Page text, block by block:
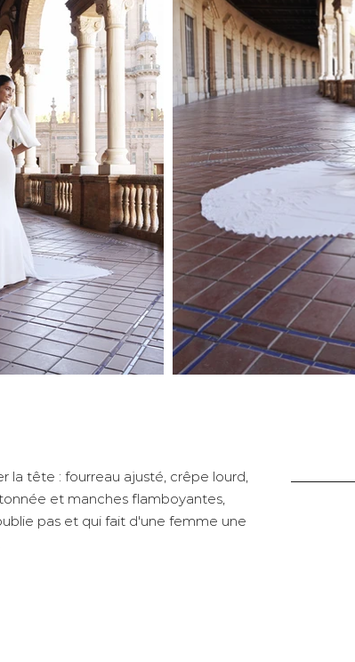
la tête : fourreau ajusté, crêpe lourd,
et manches flamboyantes,
pas et qui fait d'une femme une